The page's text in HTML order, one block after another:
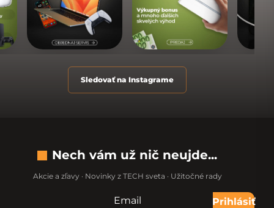
Sledovať na Instagrame
Nech vám už nič neujde...
Akcie a zľavy · Novinky z TECH sveta · Užitočné rady
Nevypĺňajte toto pole:
Email
Prihlásiť